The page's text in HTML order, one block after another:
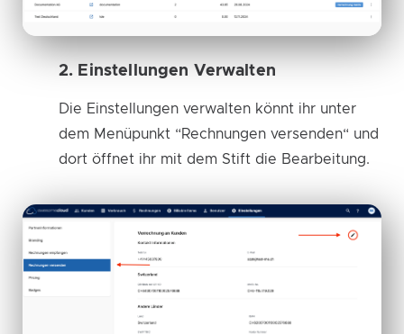
2. Einstellungen Verwalten
Die Einstellungen verwalten könnt ihr unter
dem Menüpunkt “Rechnungen versenden“ und
dort öffnet ihr mit dem Stift die Bearbeitung.